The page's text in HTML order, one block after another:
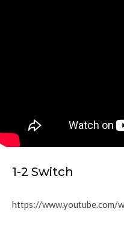
1-2 Switch
https://www.youtube.com/